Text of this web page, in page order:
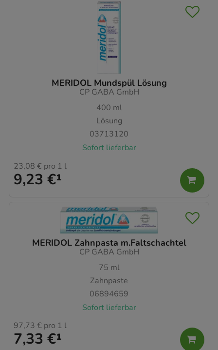
MERIDOL Mundspül Lösung
CP GABA GmbH
400 ml
Lösung
03713120
Sofort lieferbar
9,23 €¹
23,08 € pro 1 l
MERIDOL Zahnpasta m.Faltschachtel
CP GABA GmbH
75 ml
Zahnpaste
06894659
Sofort lieferbar
7,33 €¹
97,73 € pro 1 l